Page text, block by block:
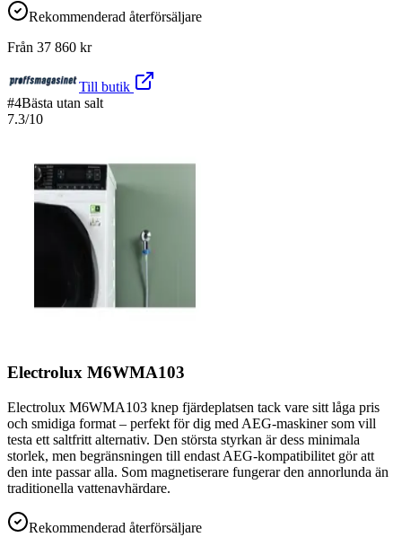
Rekommenderad återförsäljare
Från 37 860 kr
Till butik
#4Bästa utan salt
7.3/10
Electrolux M6WMA103
Electrolux M6WMA103 knep fjärdeplatsen tack vare sitt låga pris
och smidiga format – perfekt för dig med AEG-maskiner som vill
testa ett saltfritt alternativ. Den största styrkan är dess minimala
storlek, men begränsningen till endast AEG-kompatibilitet gör att
den inte passar alla. Som magnetiserare fungerar den annorlunda än
traditionella vattenavhärdare.
Rekommenderad återförsäljare